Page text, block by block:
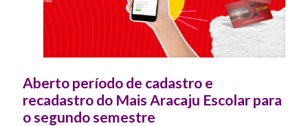
Aberto período de cadastro e
recadastro do Mais Aracaju Escolar para
o segundo semestre